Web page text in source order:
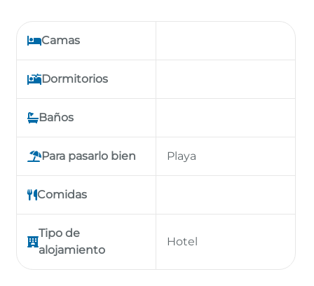
Camas
Dormitorios
Baños
Para pasarlo bien Playa
Comidas
Tipo de
alojamiento
Hotel